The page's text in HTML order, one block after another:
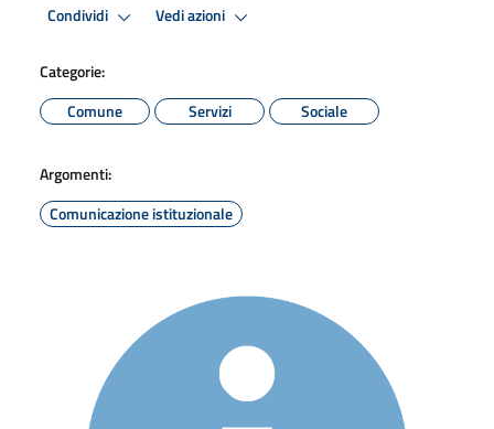
Condividi Vedi azioni
Categorie:
Comune
Servizi Sociale
Argomenti:
Comunicazione istituzionale